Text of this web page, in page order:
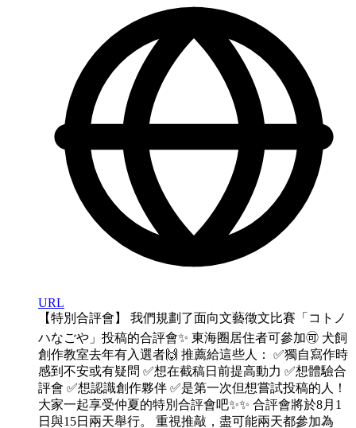
URL
【特別合評會】 我們規劃了面向文藝徵文比賽「コトノ
ハなごや」投稿的合評會✨ 東海圈居住者可參加🉑 犬飼
創作教室去年有入選者🙌 推薦給這些人： ✅獨自寫作時
感到不安或有疑問 ✅想在截稿日前提高動力 ✅想體驗合
評會 ✅想認識創作夥伴 ✅是第一次但想嘗試投稿的人！
大家一起享受仲夏的特別合評會吧✨✨ 合評會將於8月1
日與15日兩天舉行。 重視推敲，盡可能兩天都參加為